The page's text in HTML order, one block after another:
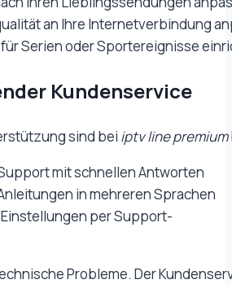
an Ihre Internetverbindung
Serien oder Sportereignisse
Kundenservice
sind bei iptv line premium
mit schnellen Antworten
in mehreren Sprachen
per Support-
Probleme. Der